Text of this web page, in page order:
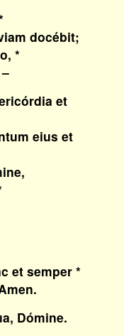
docébit;
*
et
eius et
et semper *
Dómine.